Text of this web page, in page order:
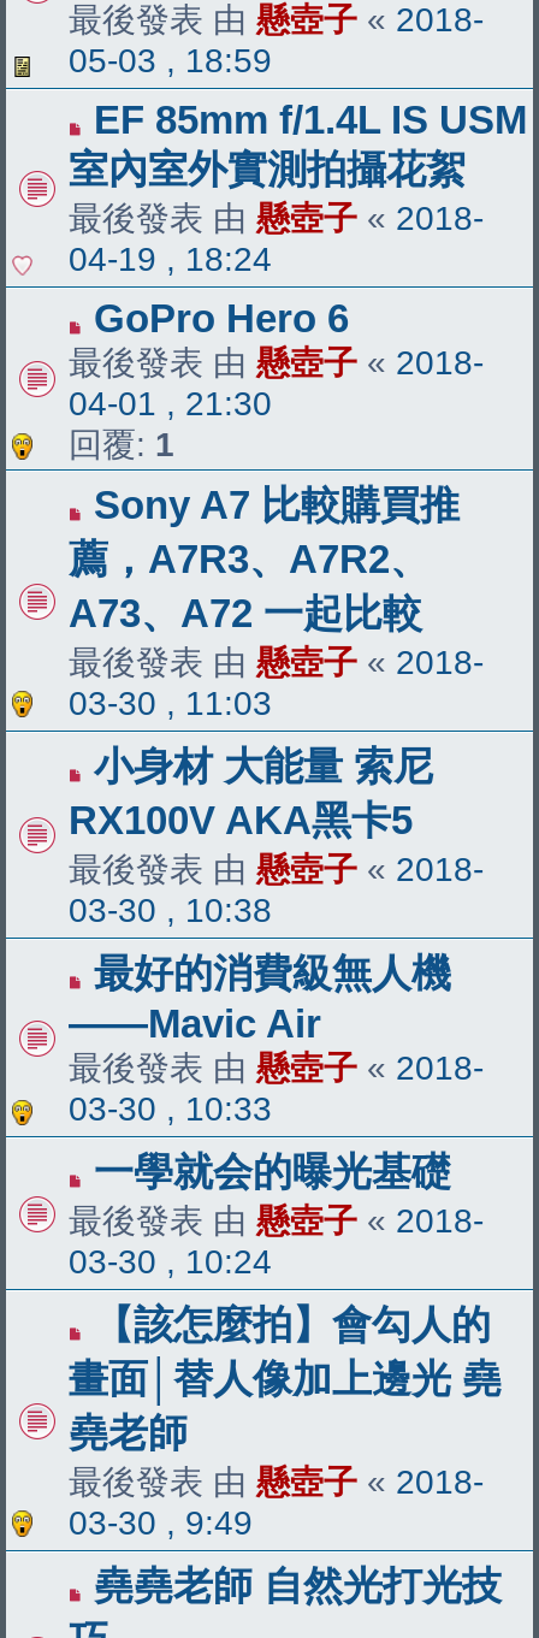
最後發表 由 懸壺子 « 2018-
05-03 , 18:59
EF 85mm f/1.4L IS USM
室內室外實測拍攝花絮
最後發表 由 懸壺子 « 2018-
04-19 , 18:24
GoPro Hero 6
最後發表 由 懸壺子 « 2018-
04-01 , 21:30
回覆: 1
Sony A7 比較購買推
薦，A7R3、A7R2、
A73、A72 一起比較
最後發表 由 懸壺子 « 2018-
03-30 , 11:03
小身材 大能量 索尼
RX100V AKA黑卡5
最後發表 由 懸壺子 « 2018-
03-30 , 10:38
最好的消費級無人機
——Mavic Air
最後發表 由 懸壺子 « 2018-
03-30 , 10:33
一學就会的曝光基礎
最後發表 由 懸壺子 « 2018-
03-30 , 10:24
【該怎麼拍】會勾人的
畫面│替人像加上邊光 堯
堯老師
最後發表 由 懸壺子 « 2018-
03-30 , 9:49
堯堯老師 自然光打光技